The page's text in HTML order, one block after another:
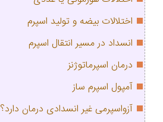
اختلالات بیضه و تولید اسپرم
انسداد در مسیر انتقال اسپرم
درمان اسپرماتوژنز
آمپول اسپرم ساز
آزواسپرمی غیر انسدادی درمان دارد؟